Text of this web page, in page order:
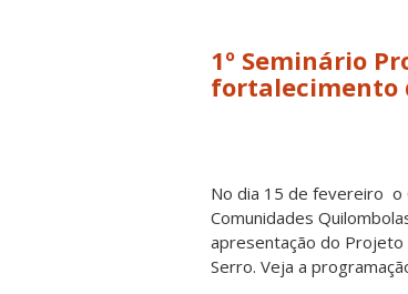
1º Seminário
fortalecimento
No dia 15 de fevereiro o
Comunidades
apresentação do Projeto
Serro. Veja a